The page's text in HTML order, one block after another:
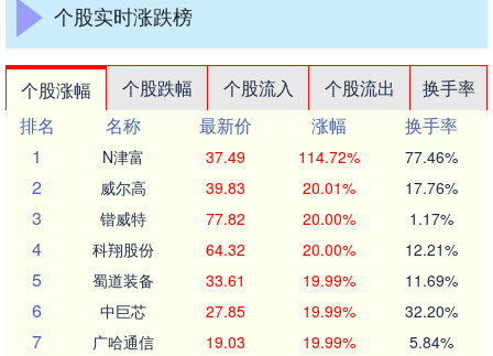
个股实时涨跌榜
个股涨幅 个股跌幅 个股流入 个股流出
换手率
排名
名称 最新价 涨幅
换手率
1
N津富 37.49 114.72% 77.46%
2 威尔高 39.83 20.01% 17.76%
3 锴威特 77.82 20.00% 1.17%
4 科翔股份 64.32 20.00% 12.21%
5 蜀道装备 33.61 19.99% 11.69%
6 中巨芯 27.85 19.99% 32.20%
7 广哈通信 19.03 19.99% 5.84%